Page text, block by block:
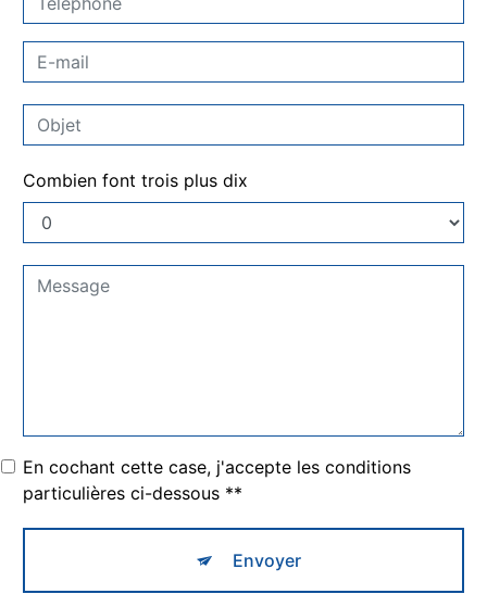
Combien font trois plus dix
En cochant cette case, j'accepte les conditions
particulières ci-dessous **
Envoyer